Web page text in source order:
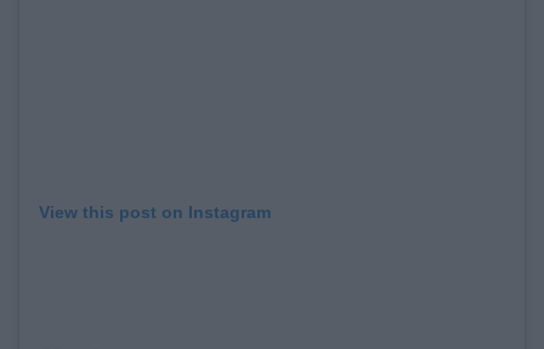
View this post on Instagram